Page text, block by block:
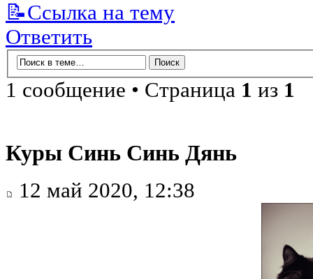
📝Ссылка на тему
Ответить
1 сообщение • Страница 1 из 1
Куры Синь Синь Дянь
12 май 2020, 12:38